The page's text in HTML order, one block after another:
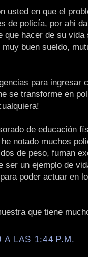
usted en que el
de policía, por ahi
que hacer de su vida
buen sueldo,
para ingresar
se transforme en
de educación
notado muchos
de peso, fuman
ser un ejemplo de
poder actuar en
que tiene
A LAS 1:44 P.M.